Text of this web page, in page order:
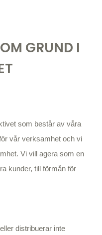
GRUND I
som består av våra
vår verksamhet och vi
Vi vill agera som en
kunder, till förmån för
distribuerar inte